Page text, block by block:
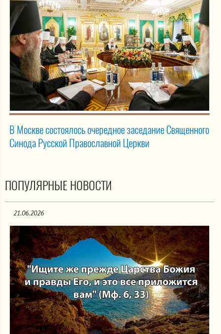
В Москве состоялось очередное заседание Священного
Синода Русской Православной Церкви
ПОПУЛЯРНЫЕ НОВОСТИ
21.06.2026